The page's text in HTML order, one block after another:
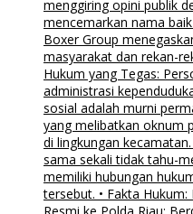
menggiring opini publik
mencemarkan nama
Boxer Group
masyarakat dan rekan-
Hukum yang Tegas:
administrasi
sosial adalah murni
yang melibatkan oknum
di lingkungan
sama sekali tidak tahu-
memiliki hubungan
tersebut. • Fakta